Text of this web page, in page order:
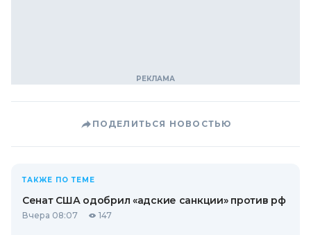
ПОДЕЛИТЬСЯ НОВОСТЬЮ
ТАКЖЕ ПО ТЕМЕ
Сенат США одобрил «адские санкции» против рф
Вчера 08:07 147